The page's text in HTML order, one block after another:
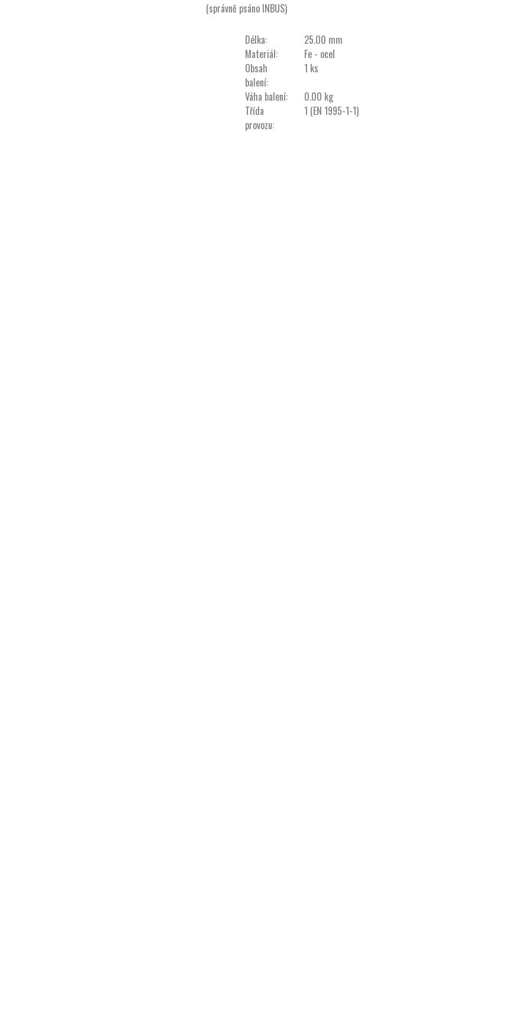
(správně psáno INBUS)
Délka:
25.00 mm
Materiál:
Fe - ocel
Obsah
balení:
1 ks
Váha balení:
0.00 kg
Třída
provozu:
1 (EN 1995-1-1)